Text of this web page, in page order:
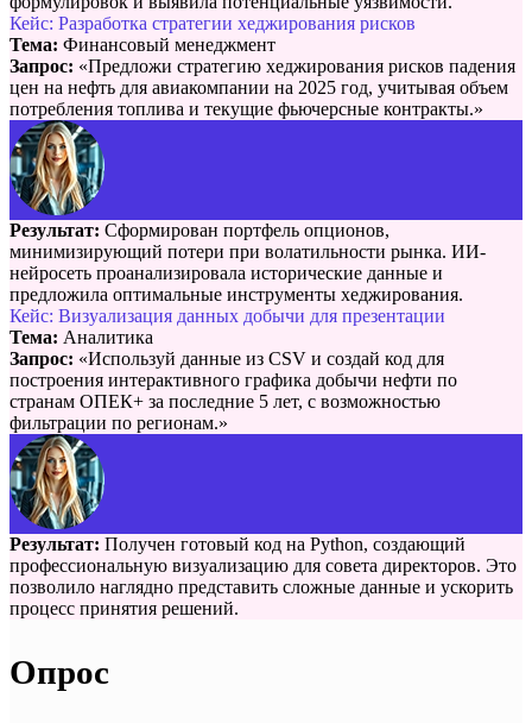
Кейс: Разработка стратегии хеджирования рисков
Тема: Финансовый менеджмент
Запрос: «Предложи стратегию хеджирования рисков падения
цен на нефть для авиакомпании на 2025 год, учитывая объем
потребления топлива и текущие фьючерсные контракты.»
Результат: Сформирован портфель опционов,
минимизирующий потери при волатильности рынка. ИИ-
нейросеть проанализировала исторические данные и
предложила оптимальные инструменты хеджирования.
Кейс: Визуализация данных добычи для презентации
Тема: Аналитика
Запрос: «Используй данные из CSV и создай код для
построения интерактивного графика добычи нефти по
странам ОПЕК+ за последние 5 лет, с возможностью
фильтрации по регионам.»
Результат: Получен готовый код на Python, создающий
профессиональную визуализацию для совета директоров. Это
позволило наглядно представить сложные данные и ускорить
процесс принятия решений.
Опрос